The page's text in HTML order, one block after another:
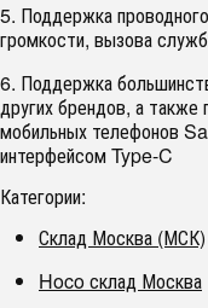
5. Поддержка
громкости, вызова
6. Поддержка
других брендов, а
мобильных телефонов
интерфейсом Type-C
Категории:
Склад Москва (МСК)
Hoco склад Москва